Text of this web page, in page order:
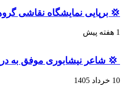
💢 برپایی نمایشگاه نقاشی
1 هفته پیش
‍💢 شاعر نیشابوری موفق به
10 خرداد 1405